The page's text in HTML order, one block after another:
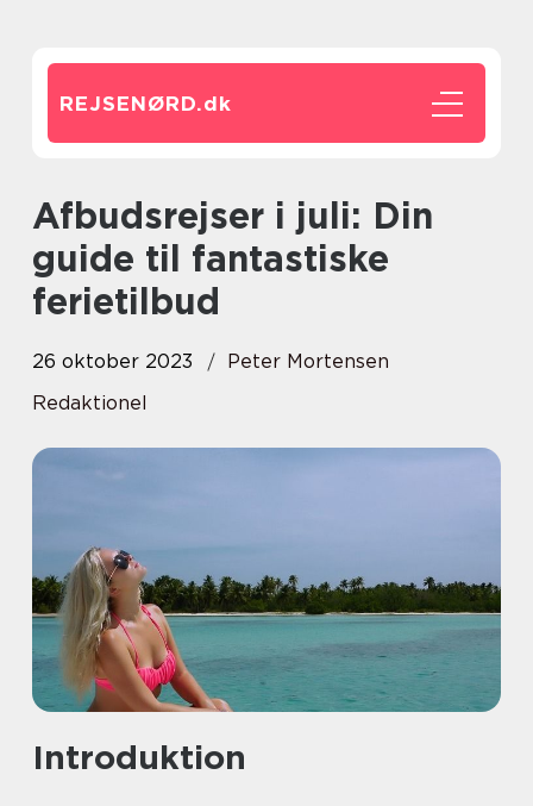
REJSENØRD.dk
Afbudsrejser i juli: Din
guide til fantastiske
ferietilbud
26 oktober 2023
Peter Mortensen
Redaktionel
Introduktion